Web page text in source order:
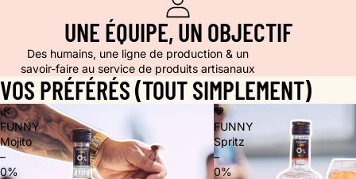
UNE ÉQUIPE, UN OBJECTIF
Des humains, une ligne de production & un
savoir-faire au service de produits artisanaux
VOS PRÉFÉRÉS (TOUT SIMPLEMENT)
🌿
FUNNY
Mojito
–
0%
🧡
FUNNY
Spritz
–
0%